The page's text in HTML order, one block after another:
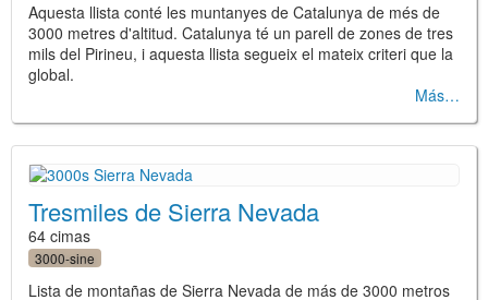
Aquesta llista conté les muntanyes de Catalunya de més de
3000 metres d'altitud. Catalunya té un parell de zones de tres
mils del Pirineu, i aquesta llista segueix el mateix criteri que la
global.
Más
Tresmiles de Sierra Nevada
64 cimas
3000-sine
Lista de montañas de Sierra Nevada de más de 3000 metros